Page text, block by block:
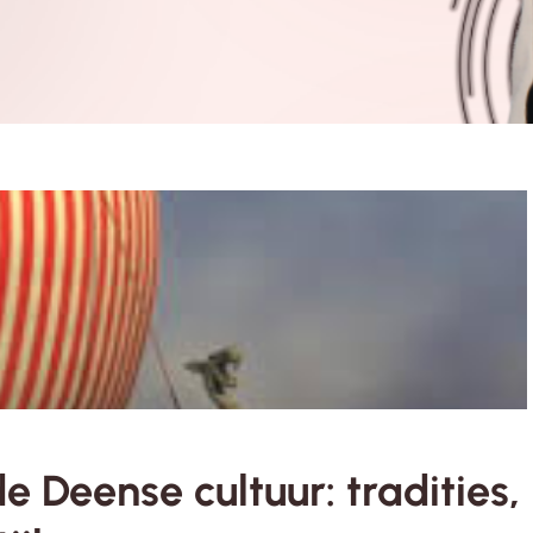
Deense cultuur: tradities,